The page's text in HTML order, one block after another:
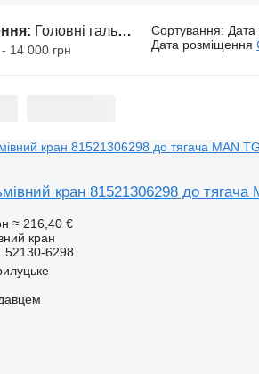
Головні гальмівні крани MAN TGX до тягачів
14 000 грн
Сортування: Дата
Дата розміщення
кран 81521306298 до тягача
≈ 216,40 €
кран
6298